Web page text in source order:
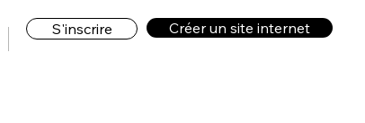
S'inscrire Créer un site internet